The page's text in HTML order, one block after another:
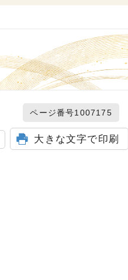
ページ番号1007175
大きな文字で印刷